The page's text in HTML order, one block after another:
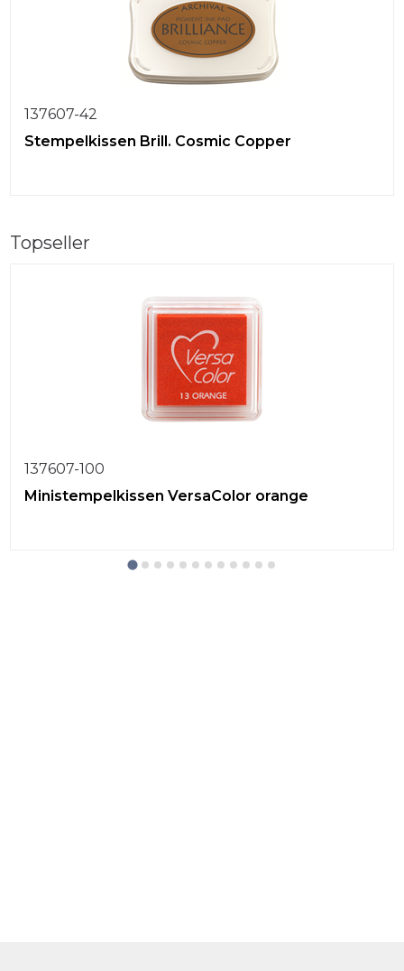
137607-42
Stempelkissen Brill. Cosmic Copper
Topseller
137607-100
Ministempelkissen VersaColor orange